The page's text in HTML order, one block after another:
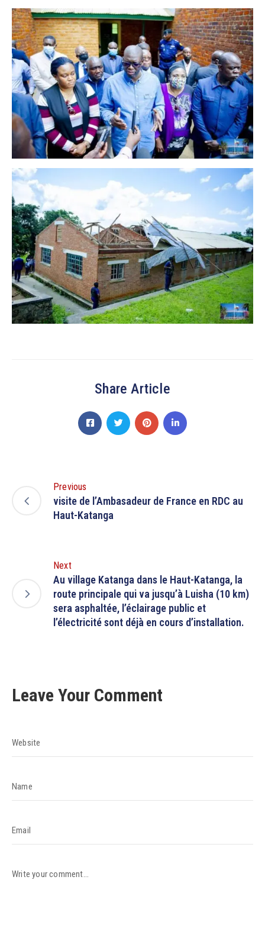
Share Article
Previous
visite de l’Ambasadeur de France en RDC au
Haut-Katanga
Next
Au village Katanga dans le Haut-Katanga, la
route principale qui va jusqu’à Luisha (10 km)
sera asphaltée, l’éclairage public et
l’électricité sont déjà en cours d’installation.
Leave Your Comment